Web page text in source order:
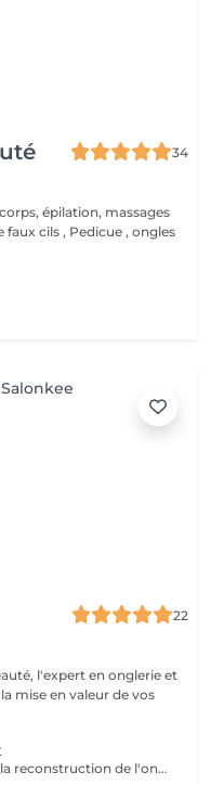
34
épilation, massages
faux cils , Pedicue , ongles
22
l'expert en onglerie et
Semi permanent ne considère pas la reconstruction de l'ongle, ni le renfort. * Préparation complète de l'ongle naturel. * Travail précis des cuticules (manucure russe). * Mise en forme des ongles. * Application d'une base adaptée. * Pose de vernis semi-permanent de la couleur de votre choix. * Finition brillante ou mate selon vos envies. * Application d'une huile nourrissante pour les cuticules.